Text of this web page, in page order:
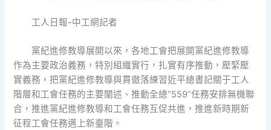
工人日報-中工網記者
黨紀進修教導展開以來，各地工會把展開黨紀進修教導
作為主要政治義務，特別組織實行，扎實有序推動，壓緊壓
實義務，把黨紀進修教導與貫徹落練習近平總書記關于工人
階層和工會任務的主要闡述、推動全總“559”任務安排無機聯
合，推進黨紀進修教導和工會任務互促共進，推進新時期新
征程工會任務邁上新臺階。